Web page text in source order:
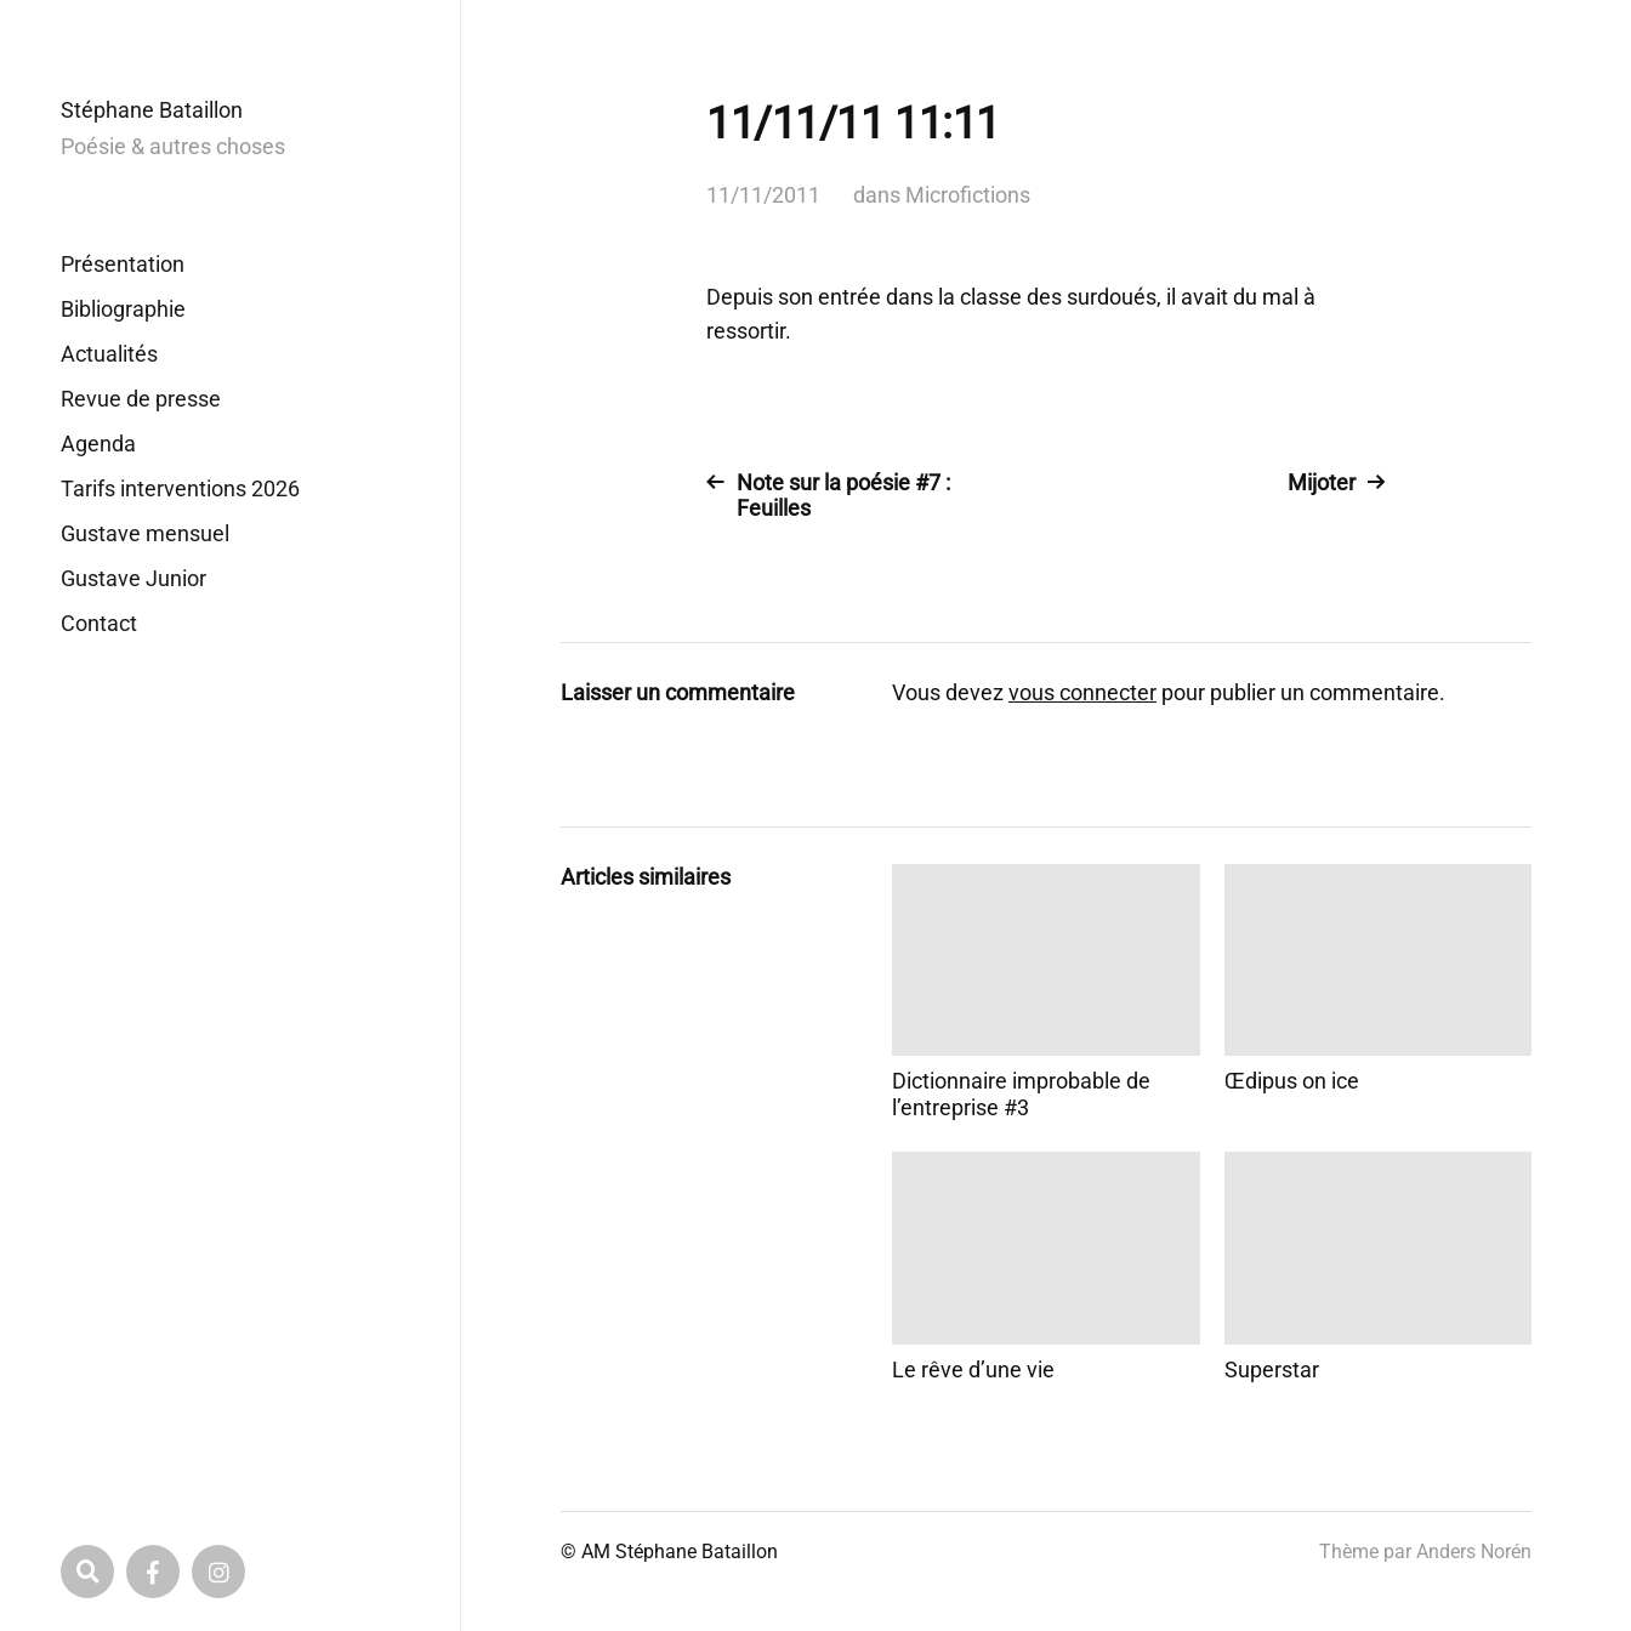
Stéphane Bataillon
Poésie & autres choses
Présentation
Bibliographie
Actualités
Revue de presse
Agenda
Tarifs interventions 2026
Gustave mensuel
Gustave Junior
Contact
11/11/11 11:11
11/11/2011 dans Microfictions
Depuis son entrée dans la classe des surdoués, il avait du mal à
ressortir.
Note sur la poésie #7 :
Feuilles
Mijoter
Laisser un commentaire Vous devezvous connecter pour publier un commentaire.
Articles similaires
Dictionnaire improbable de
l’entreprise #3
Œdipus on ice
Le rêve d’une vie Superstar
© AM Stéphane Bataillon Thème par Anders Norén